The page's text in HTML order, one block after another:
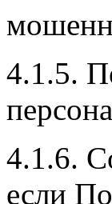
4.1.5.
4.1.6.
если